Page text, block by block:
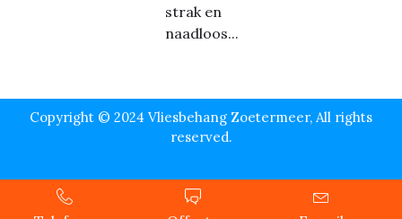
strak en
naadloos...
Copyright © 2024 Vliesbehang Zoetermeer, All rights
reserved.